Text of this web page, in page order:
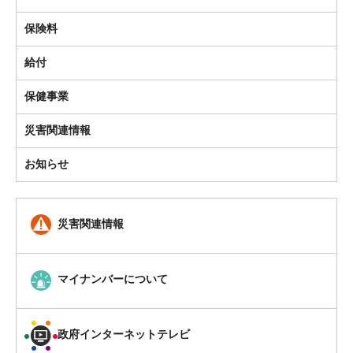
保険料
給付
保健事業
災害関連情報
お知らせ
災害関連情報
マイナンバーについて
政府インターネットテレビ